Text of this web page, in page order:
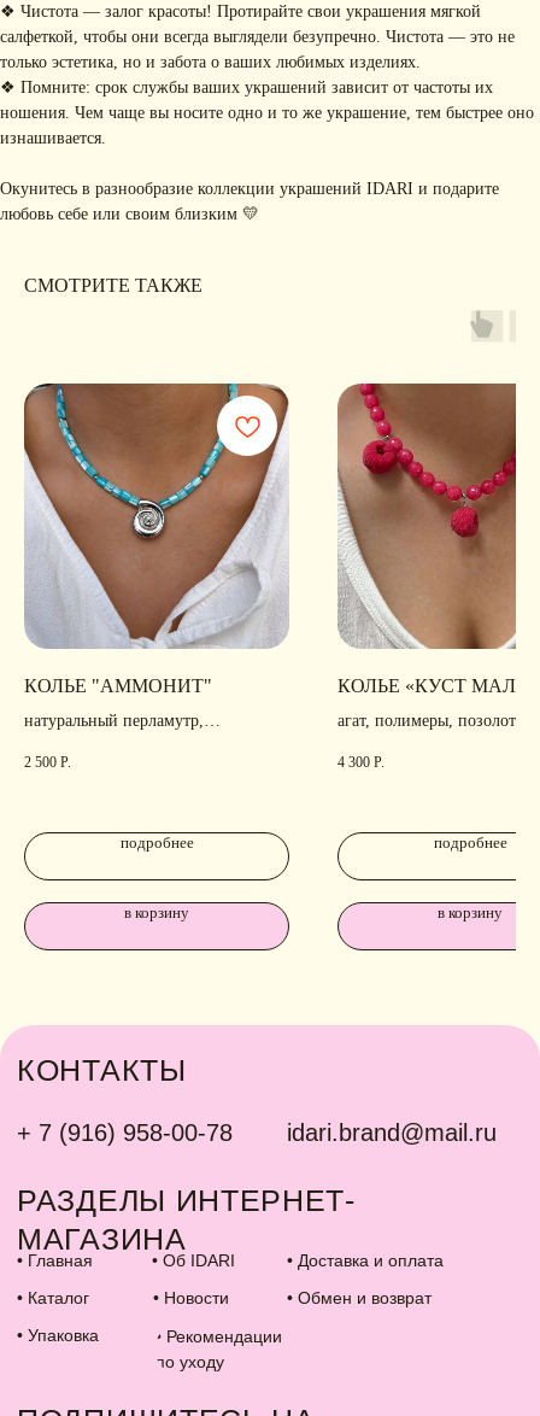
❖ Чистота — залог красоты! Протирайте свои украшения мягкой
салфеткой, чтобы они всегда выглядели безупречно. Чистота — это не
только эстетика, но и забота о ваших любимых изделиях.
❖ Помните: срок службы ваших украшений зависит от частоты их
ношения. Чем чаще вы носите одно и то же украшение, тем быстрее оно
изнашивается.
Окунитесь в разнообразие коллекции украшений IDARI и подарите
любовь себе или своим близким 💛
СМОТРИТЕ ТАКЖЕ
КОЛЬЕ "АММОНИТ"
натуральный перламутр,
2 500 Р.
подробнее
в корзину
КОЛЬЕ «КУСТ
агат, полимеры, позолота,
4 300 Р.
подробнее
в корзину
Сайт разработан
Я соглашаюсь с обработкой персональных данных в соответствии с
конфиденциальности
Ясоглашаюсьна получение рекламной рассылки
подписаться
ОГРН 324547600025580